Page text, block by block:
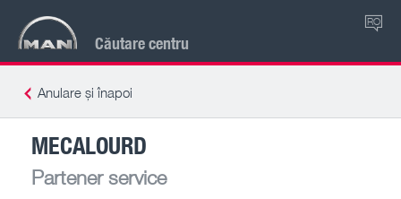
Căutare centru
RO
Anulare și înapoi
MECALOURD
Partener service